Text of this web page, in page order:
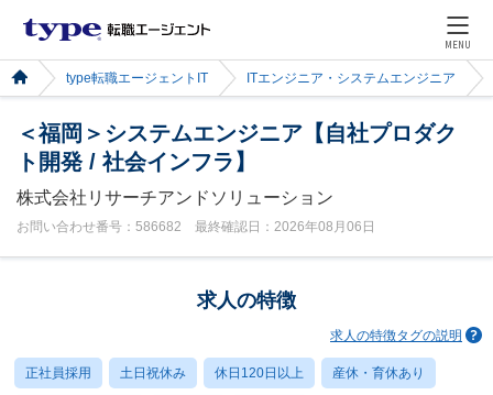
MENU
type転職エージェントIT ITエンジニア・システムエンジニア
＜福岡＞システムエンジニア【自社プロダク
ト開発 / 社会インフラ】
株式会社リサーチアンドソリューション
お問い合わせ番号：586682 最終確認日：2026年08月06日
求人の特徴
求人の特徴タグの説明
正社員採用 土日祝休み 休日120日以上 産休・育休あり